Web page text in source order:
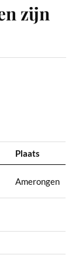
zijn
Plaats
Amerongen